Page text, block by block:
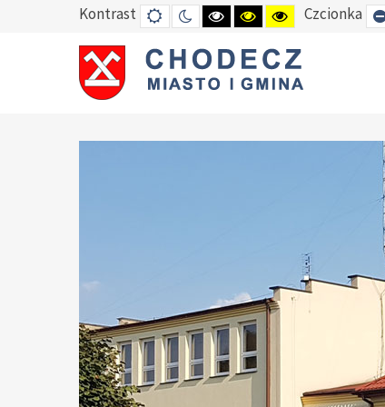
Kontrast DEFAULT
MODE
TRYB
NOCNY
HIGH
CONTRAST
BLACK
WHITE
MODE
HIGH
CONTRAST
BLACK
YELLOW
MODE
HIGH
CONTRAST
YELLOW
BLACK
MODE
Czcionka